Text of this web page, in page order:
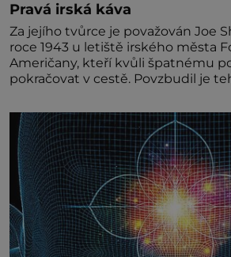
Pravá irská káva
Za jejího tvůrce je považován Joe
roce 1943 u letiště irského města
Američany, kteří kvůli špatnému
pokračovat v cestě.